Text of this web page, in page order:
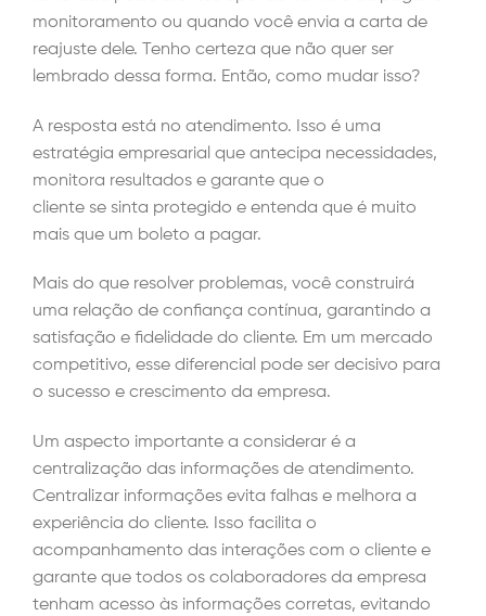
monitoramento ou quando você envia a carta de
reajuste dele. Tenho certeza que não quer ser
lembrado dessa forma. Então, como mudar isso?
A resposta está no atendimento. I sso é uma
estratégia empresarial que antecipa necessidades,
monitora resultados e garante que o
cliente se sinta protegido e entenda que é muito
mais que um boleto a pagar.
Mais do que resolver problemas, você construirá
uma relação de confiança contínua, garantindo a
satisfação e fidelidade do cliente. Em um mercado
competitivo, esse diferencial pode ser decisivo para
o sucesso e crescimento da empresa.
Um aspecto importante a considerar é a
centralização das informações de atendimento.
Centralizar informações evita falhas e melhora a
experiência do cliente. Isso facilita o
acompanhamento das interações com o cliente e
garante que todos os colaboradores da empresa
tenham acesso às informações corretas, evitando